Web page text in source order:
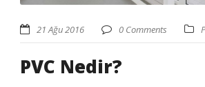
21 Ağu 2016 0 Comments
PVC Nedir?